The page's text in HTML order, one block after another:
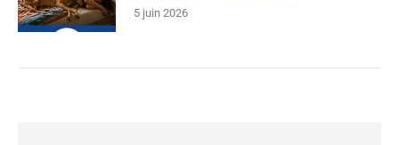
5 juin 2026